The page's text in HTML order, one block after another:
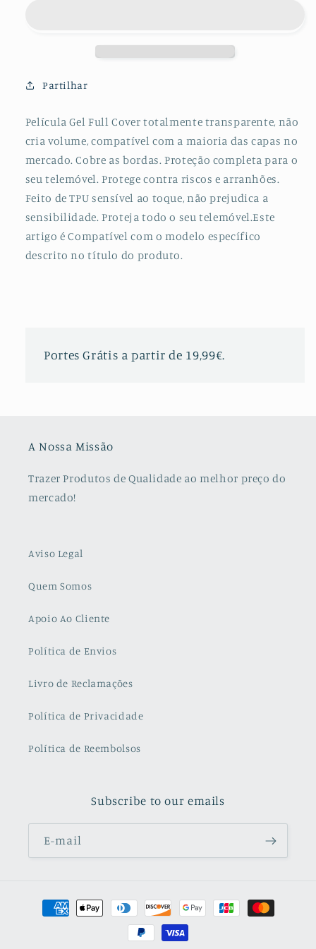
VIVO
Partilhar
Película Gel Full Cover totalmente transparente, não
cria volume, compatível com a maioria das capas no
mercado. Cobre as bordas. Proteção completa para o
seu telemóvel. Protege contra riscos e arranhões.
Feito de TPU sensível ao toque, não prejudica a
sensibilidade. Proteja todo o seu telemóvel.Este
artigo é Compatível com o modelo específico
descrito no título do produto.
Portes Grátis a partir de 19,99€.
A Nossa Missão
Trazer Produtos de Qualidade ao melhor preço do
mercado!
Aviso Legal
Quem Somos
Apoio Ao Cliente
Política de Envios
Livro de Reclamações
Política de Privacidade
Política de Reembolsos
Subscribe to our emails
E-mail
Métodos